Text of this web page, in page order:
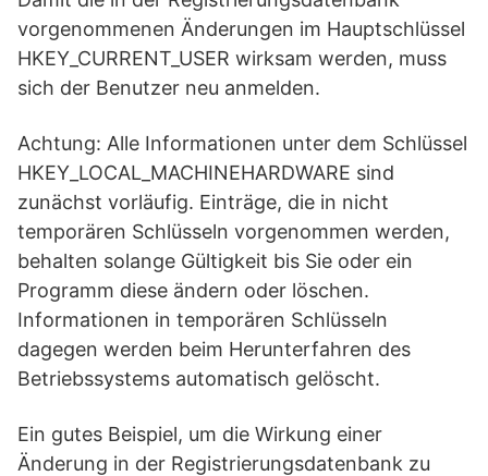
vorgenommenen Änderungen im Hauptschlüssel
HKEY_CURRENT_USER wirksam werden, muss
sich der Benutzer neu anmelden.
Achtung: Alle Informationen unter dem Schlüssel
HKEY_LOCAL_MACHINEHARDWARE sind
zunächst vorläufig. Einträge, die in nicht
temporären Schlüsseln vorgenommen werden,
behalten solange Gültigkeit bis Sie oder ein
Programm diese ändern oder löschen.
Informationen in temporären Schlüsseln
dagegen werden beim Herunterfahren des
Betriebssystems automatisch gelöscht.
Ein gutes Beispiel, um die Wirkung einer
Änderung in der Registrierungsdatenbank zu